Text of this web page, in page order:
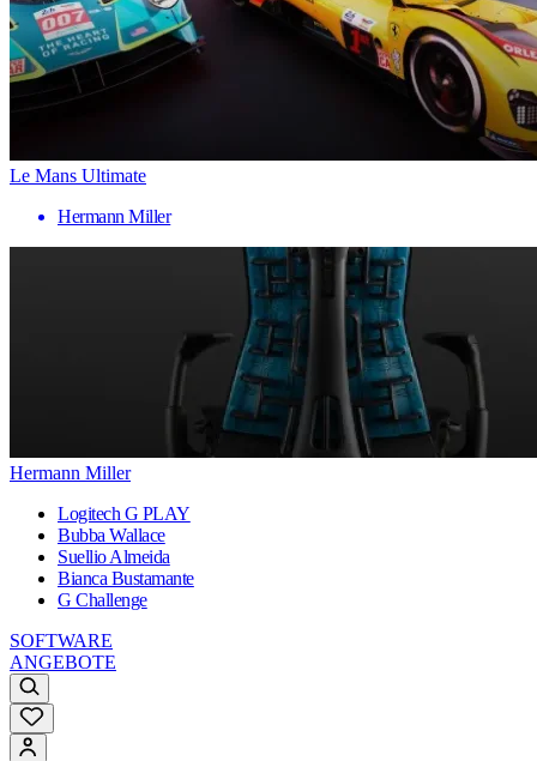
Le Mans Ultimate
Hermann Miller
Hermann Miller
Logitech G PLAY
Bubba Wallace
Suellio Almeida
Bianca Bustamante
G Challenge
SOFTWARE
ANGEBOTE